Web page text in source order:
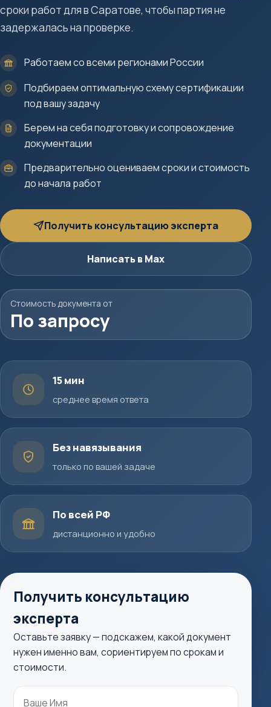
сроки работ для в Саратове, чтобы партия не
задержалась на проверке.
Работаем со всеми регионами России
Подбираем оптимальную схему сертификации
под вашу задачу
Берем на себя подготовку и сопровождение
документации
Предварительно оцениваем сроки и стоимость
до начала работ
Получить консультацию эксперта
Написать в Max
Стоимость документа от
По запросу
15 мин
среднее время ответа
Без навязывания
только по вашей задаче
По всей РФ
дистанционно и удобно
Получить консультацию
эксперта
Оставьте заявку — подскажем, какой документ
нужен именно вам, сориентируем по срокам и
стоимости.